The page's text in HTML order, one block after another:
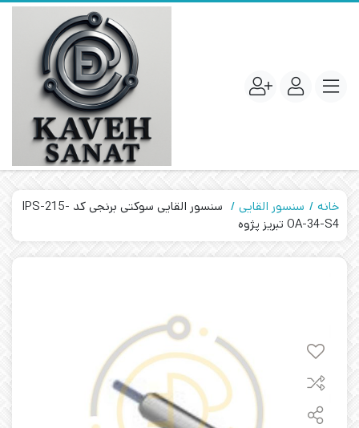
خانه سنسور القایی
سنسور القایی سوکتی برنجی کد IPS-215-
OA-34-S4 تبریز پژوه